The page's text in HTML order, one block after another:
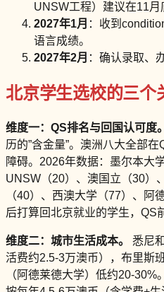
UNSW工程）建议在11月
2027年1月 ：收到
语言成绩。
2027年2月 ：确认录取、
北京学生选校的三个
维度一：QS排名与回国认可度。
历的”含金量”。澳洲八大全部
障碍。2026年数据：墨尔本大
UNSW（20）、澳国立（30）
（40）、西澳大学（77）、阿
后打算回北京就业的学生，QS
维度二：城市生活成本。
悉尼
活费约2.5-3万澳币），布里斯
（阿德莱德大学）低约20-